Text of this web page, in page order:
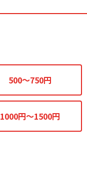
500～750円
1000円～1500円